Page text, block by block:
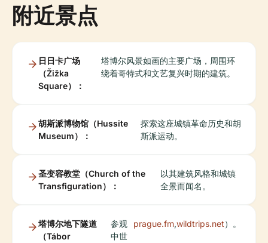
附近景点
日日卡广场
（Žižka
Square）：
塔博尔风景如画的主要广场，周围环
绕着哥特式和文艺复兴时期的建筑。
胡斯派博物馆（Hussite
Museum）：
探索这座城镇革命历史和胡
斯派运动。
圣变容教堂（Church of the
Transfiguration）：
以其建筑风格和城镇
全景而闻名。
塔博尔地下隧道
（Tábor
参观
中世
prague.fm,wildtrips.net）。